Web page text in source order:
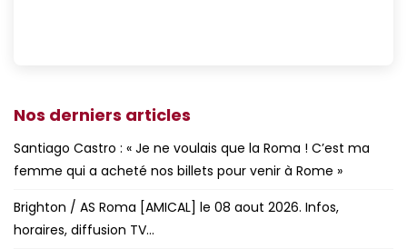
Nos derniers articles
Santiago Castro : « Je ne voulais que la Roma ! C’est ma
femme qui a acheté nos billets pour venir à Rome »
Brighton / AS Roma [AMICAL] le 08 aout 2026. Infos,
horaires, diffusion TV…